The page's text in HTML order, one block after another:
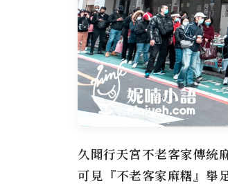
久聞行天宮不老客家傳統
可見『不老客家麻糬』舉